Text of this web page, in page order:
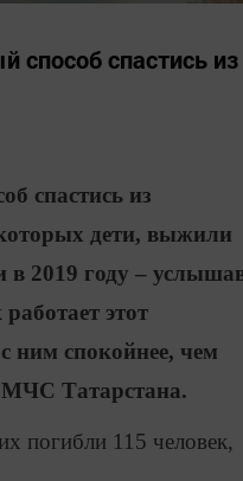
спастись из
спастись из
дети, выжили
в 2019 году –
этот
ним спокойнее, чем
МЧС Татарстана.
погибли 115 человек,